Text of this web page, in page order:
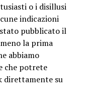
o i disillusi
indicazioni
pubblicato il
la prima
abbiamo
che potrete
direttamente su